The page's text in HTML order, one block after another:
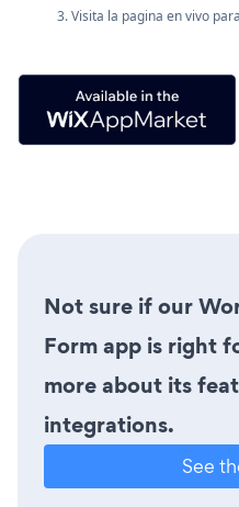
3. Visita la pagina en vivo
Not sure if our
Form app is right
more about its
integrations.
See